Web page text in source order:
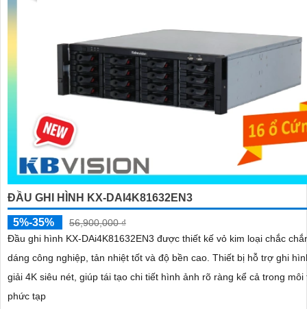
ĐẦU GHI HÌNH KX-DAI4K81632EN3
5%-35%
56,900,000 ₫
Đầu ghi hình KX-DAi4K81632EN3 được thiết kế vỏ kim loại chắc
dáng công nghiệp, tản nhiệt tốt và độ bền cao. Thiết bị hỗ trợ ghi hình độ phân
giải 4K siêu nét, giúp tái tạo chi tiết hình ảnh rõ ràng kể cả trong
phức tạp